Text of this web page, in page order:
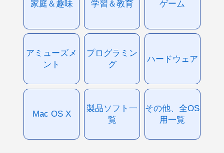
家庭＆趣味 学習＆教育 ゲーム
アミューズメ
ント
プログラミン
グ
ハードウェア
Mac OS X
製品ソフト一
覧
その他、全OS
用一覧